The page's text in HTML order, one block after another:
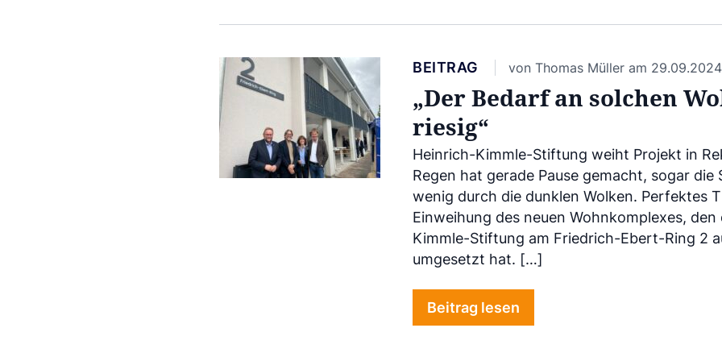
BEITRAG von Thomas Müller am 29.09.2024
„Der Bedarf an solchen
riesig“
Heinrich-Kimmle-Stiftung weiht Projekt in
Regen hat gerade Pause gemacht, sogar die
wenig durch die dunklen Wolken. Perfektes
Einweihung des neuen Wohnkomplexes,
Kimmle-Stiftung am Friedrich-Ebert-Ring 2
umgesetzt hat. […]
Beitrag lesen